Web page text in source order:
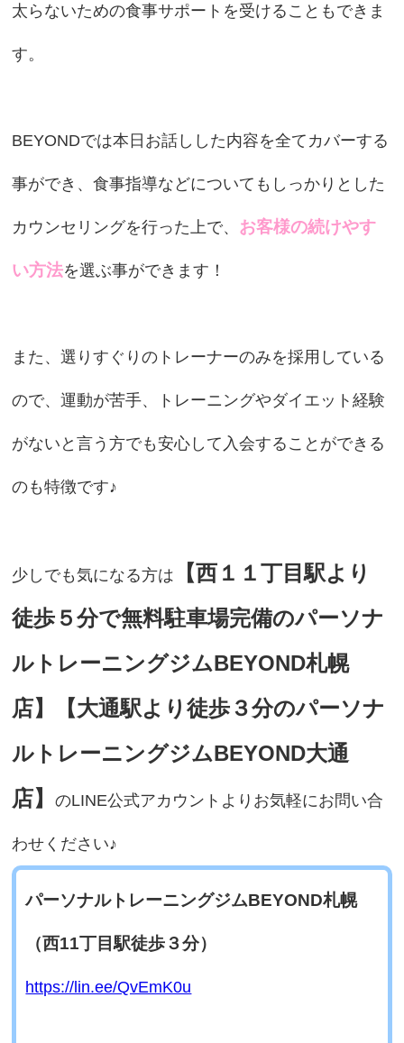
太らないための食事サポートを受けることもできま
す。
BEYONDでは本日お話しした内容を全てカバーする
事ができ、食事指導などについてもしっかりとした
カウンセリングを行った上で、 お客様の続けやす
い方法を選ぶ事ができます！
また、選りすぐりのトレーナーのみを採用している
ので、運動が苦手、トレーニングやダイエット経験
がないと言う方でも安心して入会することができる
のも特徴です♪
少しでも気になる方は
【西１１丁目駅より
徒歩５分で無料駐車場完備のパーソナ
ルトレーニングジムBEYOND札幌
店】【大通駅より徒歩３分のパーソナ
ルトレーニングジムBEYOND大通
店】のLINE公式アカウントよりお気軽にお問い合
わせください♪
パーソナルトレーニングジムBEYOND札幌
（西11丁目駅徒歩３分）
https://lin.ee/QvEmK0u